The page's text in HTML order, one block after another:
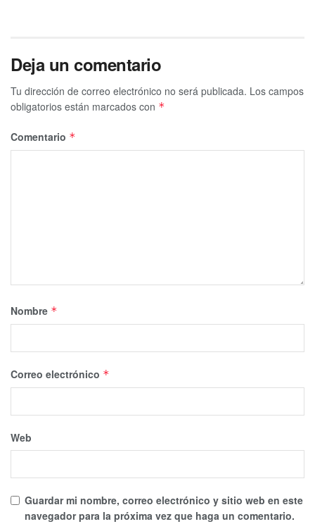
Deja un comentario
Tu dirección de correo electrónico no será publicada. Los campos
obligatorios están marcados con *
Comentario *
Nombre *
Correo electrónico *
Web
Guardar mi nombre, correo electrónico y sitio web en este
navegador para la próxima vez que haga un comentario.